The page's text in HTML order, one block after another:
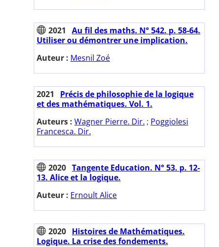
2021
Au fil des maths. N° 542. p. 58-64.
Utiliser ou démontrer une implication.
Auteur : Mesnil Zoé
2021
Précis de philosophie de la logique
et des mathématiques. Vol. 1.
Auteurs : Wagner Pierre. Dir. ; Poggiolesi
Francesca. Dir.
2020 Tangente Education. N° 53. p. 12-
13. Alice et la logique.
Auteur : Ernoult Alice
2020 Histoires de Mathématiques.
Logique. La crise des fondements.